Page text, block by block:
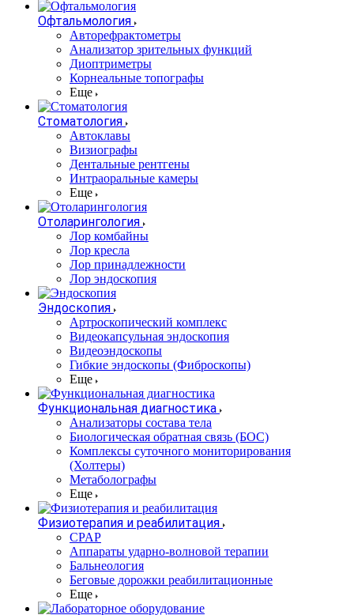
Офтальмология
Авторефрактометры
Анализатор зрительных функций
Диоптриметры
Корнеальные топографы
Еще
Стоматология
Автоклавы
Визиографы
Дентальные рентгены
Интраоральные камеры
Еще
Отоларингология
Лор комбайны
Лор кресла
Лор принадлежности
Лор эндоскопия
Эндоскопия
Артроскопический комплекс
Видеокапсульная эндоскопия
Видеоэндоскопы
Гибкие эндоскопы (Фиброcкопы)
Еще
Функциональная диагностика
Анализаторы состава тела
Биологическая обратная связь (БОС)
Комплексы суточного мониторирования
(Холтеры)
Метаболографы
Еще
Физиотерапия и реабилитация
CPAP
Аппараты ударно-волновой терапии
Бальнеология
Беговые дорожки реабилитационные
Еще